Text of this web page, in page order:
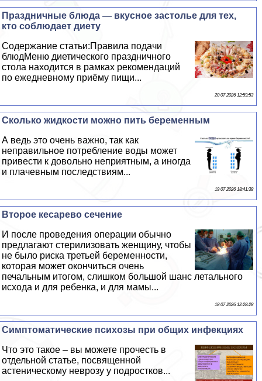
Праздничные блюда — вкусное застолье для тех,
кто соблюдает диету
Содержание статьи:Правила подачи
блюдМеню диетического праздничного
стола находится в рамках рекомендаций
по ежедневному приёму пищи...
20 07 2026 12:59:53
Сколько жидкости можно пить беременным
А ведь это очень важно, так как
неправильное потрeбление воды может
привести к довольно неприятным, а иногда
и плачевным последствиям...
19 07 2026 18:41:38
Второе кесарево сечение
И после проведения операции обычно
предлагают стерилизовать женщину, чтобы
не было риска третьей беременности,
которая может окончиться очень
печальным итогом, слишком большой шанс летального
исхода и для ребенка, и для мамы...
18 07 2026 12:28:28
Симптоматические психозы при общих инфекциях
Что это такое – вы можете прочесть в
отдельной статье, посвященной
астеническому неврозу у подростков...